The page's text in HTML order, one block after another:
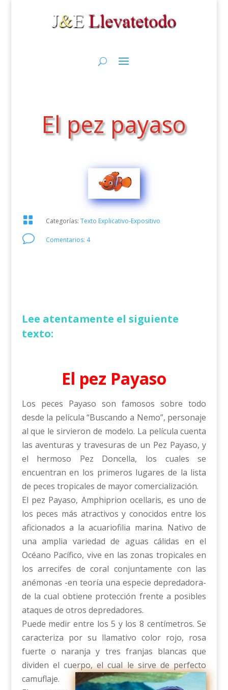
El pez payaso
 Categorías: Texto Explicativo-Expositivo
v Comentarios: 4
Lee atentamente el siguiente
texto:
El pez Payaso
Los peces Payaso son famosos sobre todo
desde la película “Buscando a Nemo”, personaje
al que le sirvieron de modelo. La película cuenta
las aventuras y travesuras de un Pez Payaso, y
el hermoso Pez Doncella, los cuales se
encuentran en los primeros lugares de la lista
de peces tropicales de mayor comercialización.
El pez Payaso, Amphiprion ocellaris, es uno de
los peces más atractivos y conocidos entre los
aficionados a la acuariofilia marina. Nativo de
una amplia variedad de aguas cálidas en el
Océano Pacífico, vive en las zonas tropicales en
los arrecifes de coral conjuntamente con las
anémonas -en teoría una especie depredadora-
de la cual obtiene protección frente a posibles
ataques de otros depredadores.
Puede medir entre los 5 y los 8 centímetros. Se
caracteriza por su llamativo color rojo, rosa
fuerte o naranja y tres franjas blancas que
dividen el cuerpo, el cual le sirve de perfecto
camuflaje.